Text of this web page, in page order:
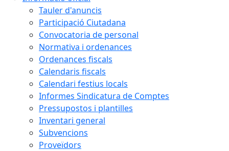
Tauler d'anuncis
Participació Ciutadana
Convocatoria de personal
Normativa i ordenances
Ordenances fiscals
Calendaris fiscals
Calendari festius locals
Informes Sindicatura de Comptes
Pressupostos i plantilles
Inventari general
Subvencions
Proveïdors